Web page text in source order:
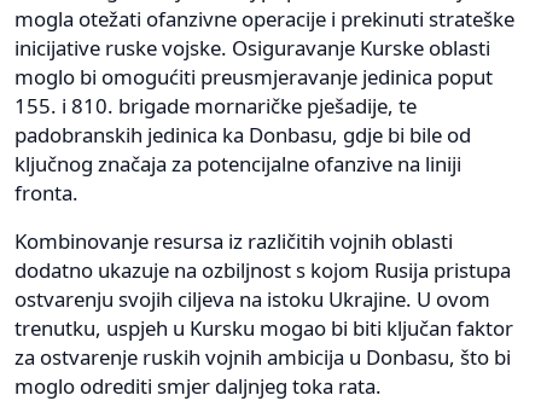
mogla otežati ofanzivne operacije i prekinuti strateške
inicijative ruske vojske. Osiguravanje Kurske oblasti
moglo bi omogućiti preusmjeravanje jedinica poput
155. i 810. brigade mornaričke pješadije, te
padobranskih jedinica ka Donbasu, gdje bi bile od
ključnog značaja za potencijalne ofanzive na liniji
fronta.
Kombinovanje resursa iz različitih vojnih oblasti
dodatno ukazuje na ozbiljnost s kojom Rusija pristupa
ostvarenju svojih ciljeva na istoku Ukrajine. U ovom
trenutku, uspjeh u Kursku mogao bi biti ključan faktor
za ostvarenje ruskih vojnih ambicija u Donbasu, što bi
moglo odrediti smjer daljnjeg toka rata.